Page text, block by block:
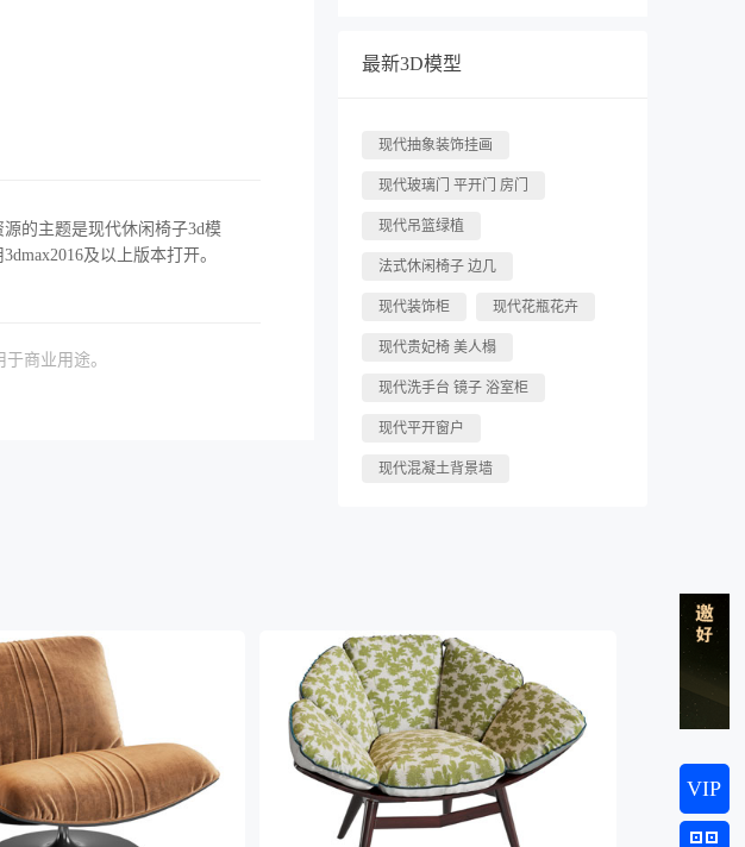
的主题是现代休闲椅子3d模
及以上版本打开。
商业用途。
最新3D模型
现代抽象装饰挂画
现代玻璃门 平开门 房门
现代吊篮绿植
法式休闲椅子 边几
现代装饰柜 现代花瓶花卉
现代贵妃椅 美人榻
现代洗手台 镜子 浴室柜
现代平开窗户
现代混凝土背景墙
VIP